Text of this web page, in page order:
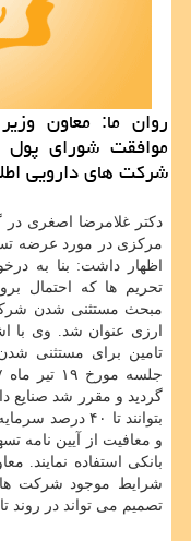
روان ما: معاون
موافقت شورای پول
شركت های دارویی
دكتر غلامرضا اصغری در
مركزی در مورد عرضه
اظهار داشت: بنا به
تحریم ها كه احتمال
مبحث مستثنی شدن
ارزی عنوان شد. وی با
تامین برای مستثنی
و معافیت از آیین نامه
بانكی استفاده نمایند.
شرایط موجود شركت
تصمیم می تواند در روند